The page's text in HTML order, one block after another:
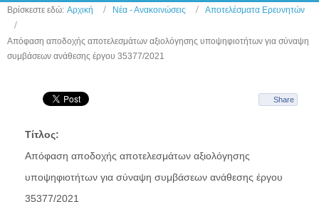
Βρίσκεστε εδώ: Αρχική Νέα - Ανακοινώσεις Αποτελέσματα Ερευνητών
Απόφαση αποδοχής αποτελεσμάτων αξιολόγησης υποψηφιοτήτων για σύναψη
συμβάσεων ανάθεσης έργου 35377/2021
Share
Τίτλος:
Απόφαση αποδοχής αποτελεσμάτων αξιολόγησης
υποψηφιοτήτων για σύναψη συμβάσεων ανάθεσης έργου
35377/2021